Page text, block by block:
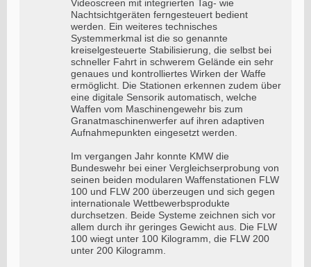
Videoscreen mit integrierten Tag- wie
Nachtsichtgeräten ferngesteuert bedient
werden. Ein weiteres technisches
Systemmerkmal ist die so genannte
kreiselgesteuerte Stabilisierung, die selbst bei
schneller Fahrt in schwerem Gelände ein sehr
genaues und kontrolliertes Wirken der Waffe
ermöglicht. Die Stationen erkennen zudem über
eine digitale Sensorik automatisch, welche
Waffen vom Maschinengewehr bis zum
Granatmaschinenwerfer auf ihren adaptiven
Aufnahmepunkten eingesetzt werden.
Im vergangen Jahr konnte KMW die
Bundeswehr bei einer Vergleichserprobung von
seinen beiden modularen Waffenstationen FLW
100 und FLW 200 überzeugen und sich gegen
internationale Wettbewerbsprodukte
durchsetzen. Beide Systeme zeichnen sich vor
allem durch ihr geringes Gewicht aus. Die FLW
100 wiegt unter 100 Kilogramm, die FLW 200
unter 200 Kilogramm.